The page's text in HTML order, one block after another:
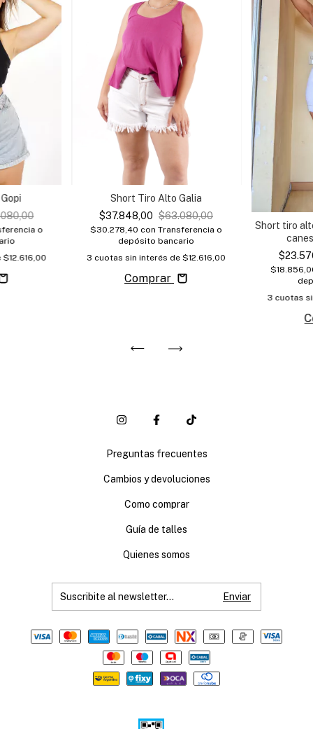
o
$12.616,00
Short Tiro Alto Galia
$37.848,00 $63.080,00
$30.278,40 con Transferencia o
depósito bancario
3 cuotas sin interés de$12.616,00
Comprar
Short tiro
3 cuotas
Preguntas frecuentes
Cambios y devoluciones
Como comprar
Guía de talles
Quienes somos